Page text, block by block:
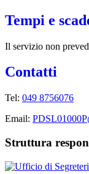
Tempi e
Il servizio non
Contatti
Tel: 049 8756076
Email:
Struttura